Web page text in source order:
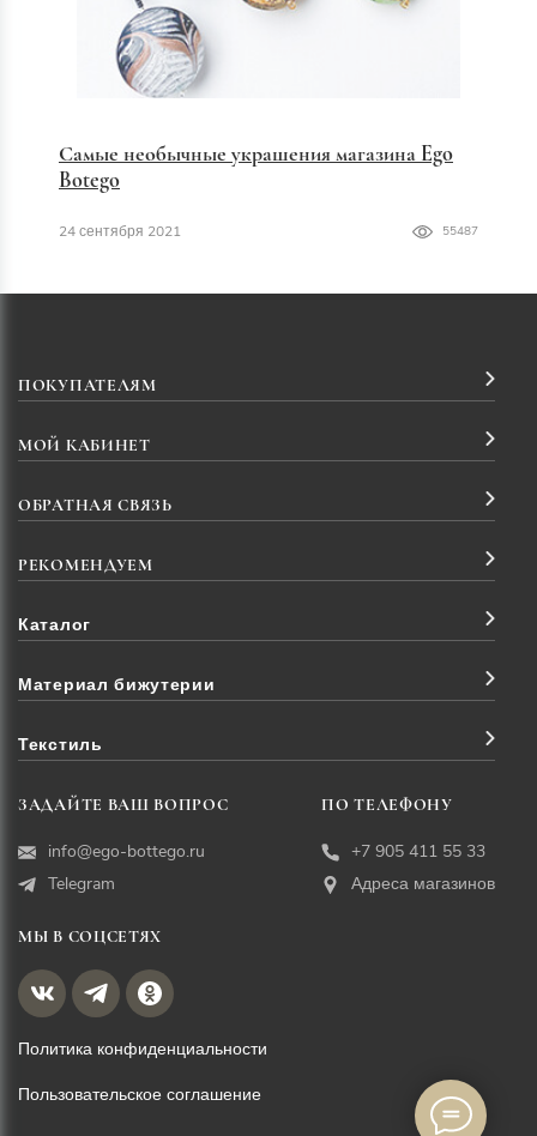
Самые необычные украшения магазина Ego
Botego
24 сентября 2021 55487
ПОКУПАТЕЛЯМ
МОЙ КАБИНЕТ
ОБРАТНАЯ СВЯЗЬ
РЕКОМЕНДУЕМ
Каталог
Материал бижутерии
Текстиль
ЗАДАЙТЕ ВАШ ВОПРОС
info@ego-bottego.ru
Telegram
ПО ТЕЛЕФОНУ
+7 905 411 55 33
Адреса магазинов
МЫ В СОЦСЕТЯХ
Политика конфиденциальности
Пользовательское соглашение